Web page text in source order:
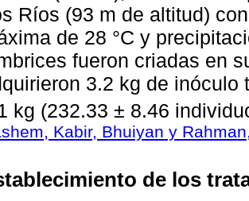
Ríos (93 m de altitud)
de 28 °C y
fueron criadas en
3.2 kg de
kg (232.33 ± 8.46
Kabir, Bhuiyan y
de los